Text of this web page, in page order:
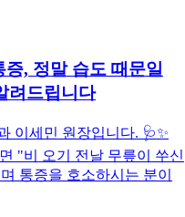
, 정말 습도 때문일
려드립니다
이세민 원장입니다. 🩺✨
"비 오기 전날 무릎이 쑤신
통증을 호소하시는 분이